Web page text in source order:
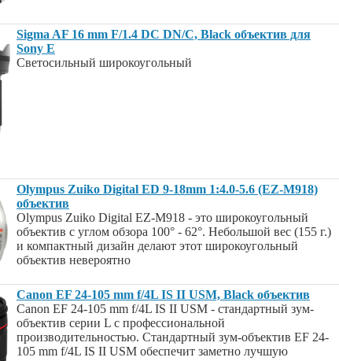
Sigma AF 16 mm F/1.4 DC DN/C, Black объектив для
Sony E
Светосильный широкоугольный
Olympus Zuiko Digital ED 9-18mm 1:4.0-5.6 (EZ-M918)
объектив
Olympus Zuiko Digital EZ-M918 - это широкоугольный
объектив с углом обзора 100° - 62°. Небольшой вес (155 г.)
и компактный дизайн делают этот широкоугольный
объектив невероятно
Canon EF 24-105 mm f/4L IS II USM, Black объектив
Canon EF 24-105 mm f/4L IS II USM - стандартный зум-
объектив серии L с профессиональной
производительностью. Стандартный зум-объектив EF 24-
105 mm f/4L IS II USM обеспечит заметно лучшую